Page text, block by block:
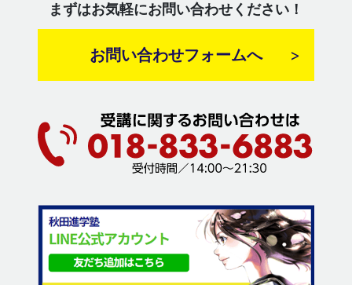
まずはお気軽にお問い合わせください！
お問い合わせフォームへ